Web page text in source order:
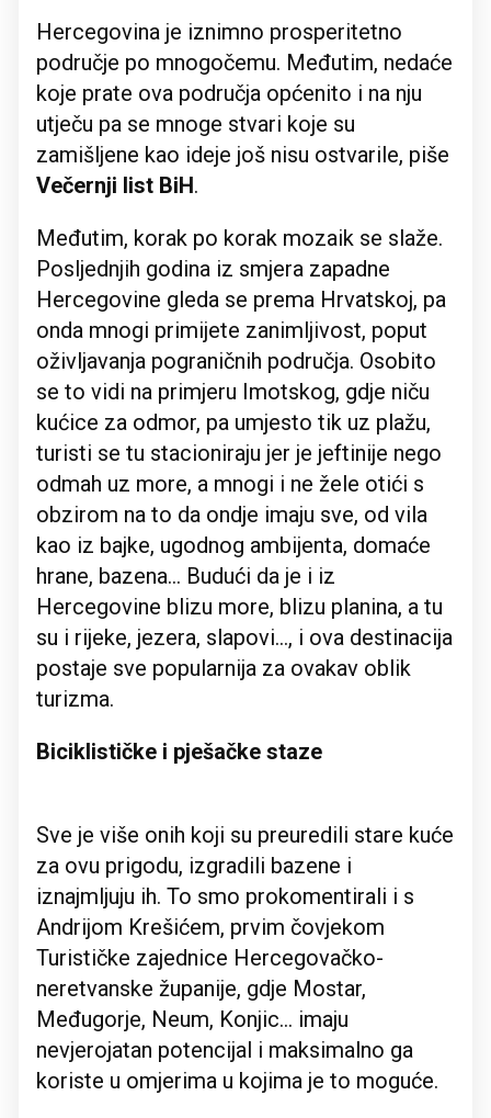
Hercegovina je iznimno prosperitetno
područje po mnogočemu. Međutim, nedaće
koje prate ova područja općenito i na nju
utječu pa se mnoge stvari koje su
zamišljene kao ideje još nisu ostvarile, piše
Večernji list BiH.
Međutim, korak po korak mozaik se slaže.
Posljednjih godina iz smjera zapadne
Hercegovine gleda se prema Hrvatskoj, pa
onda mnogi primijete zanimljivost, poput
oživljavanja pograničnih područja. Osobito
se to vidi na primjeru Imotskog, gdje niču
kućice za odmor, pa umjesto tik uz plažu,
turisti se tu stacioniraju jer je jeftinije nego
odmah uz more, a mnogi i ne žele otići s
obzirom na to da ondje imaju sve, od vila
kao iz bajke, ugodnog ambijenta, domaće
hrane, bazena... Budući da je i iz
Hercegovine blizu more, blizu planina, a tu
su i rijeke, jezera, slapovi..., i ova destinacija
postaje sve popularnija za ovakav oblik
turizma.
Biciklističke i pješačke staze
Sve je više onih koji su preuredili stare kuće
za ovu prigodu, izgradili bazene i
iznajmljuju ih. To smo prokomentirali i s
Andrijom Krešićem, prvim čovjekom
Turističke zajednice Hercegovačko-
neretvanske županije, gdje Mostar,
Međugorje, Neum, Konjic... imaju
nevjerojatan potencijal i maksimalno ga
koriste u omjerima u kojima je to moguće.